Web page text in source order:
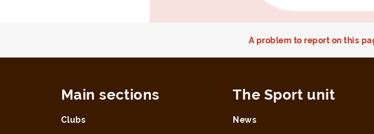
A problem to report on this
Main sections
Clubs
The Sport unit
News